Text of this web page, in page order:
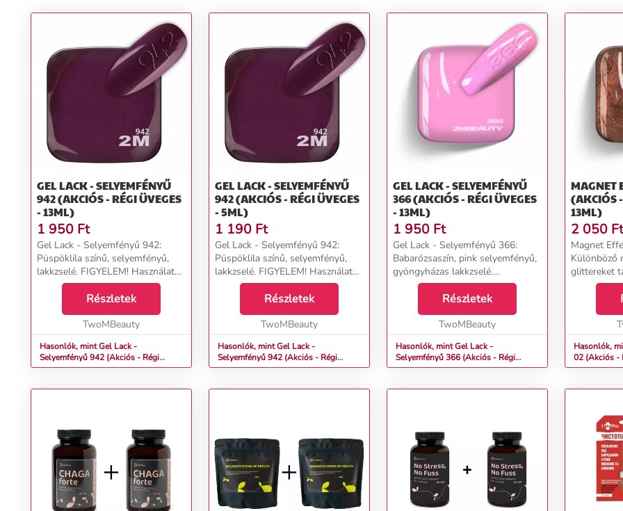
GEL LACK - SELYEMFÉNYŰ
942 (AKCIÓS - RÉGI ÜVEGES
- 13ML)
1 950 Ft
Gel Lack - Selyemfényű 942:
Püspöklila színű, selyemfényű,
lakkzselé. FIGYELEM! Használat
előtt alaposan rázzuk fel!
Lámpázási idő: 2-3 perc....
Részletek
TwoMBeauty
Hasonlók, mint Gel Lack -
Selyemfényű 942 (Akciós - Régi
üveges - 13ml)
GEL LACK - SELYEMFÉNYŰ
942 (AKCIÓS - RÉGI ÜVEGES
- 5ML)
1 190 Ft
Gel Lack - Selyemfényű 942:
Püspöklila színű, selyemfényű,
lakkzselé. FIGYELEM! Használat
előtt alaposan rázzuk fel!
Lámpázási idő: 2-3 perc....
Részletek
TwoMBeauty
Hasonlók, mint Gel Lack -
Selyemfényű 942 (Akciós - Régi
üveges - 5ml)
GEL LACK - SELYEMFÉNYŰ
366 (AKCIÓS - RÉGI ÜVEGES
- 13ML)
1 950 Ft
Gel Lack - Selyemfényű 366:
Babarózsaszín, pink selyemfényű,
gyöngyházas lakkzselé.
FIGYELEM! Használat előtt
alaposan rázzuk fel! Lámpázási
idő: 2-3perc.Kiszerelés: 13ml...
Részletek
TwoMBeauty
Hasonlók, mint Gel Lack -
Selyemfényű 366 (Akciós - Régi
üveges - 13ml)
MAGNET
(AKCIÓS
13ML)
2 050 Ft
Magnet
Különböző
glittereket
mely
könnyen
Hasonlók,
02 (Akciós -